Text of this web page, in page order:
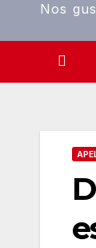
Nos